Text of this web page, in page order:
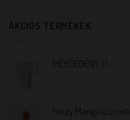
AKCIÓS TERMÉKEK
MÉRŐEDÉNY 1 l
Frizzy Mangó ízű